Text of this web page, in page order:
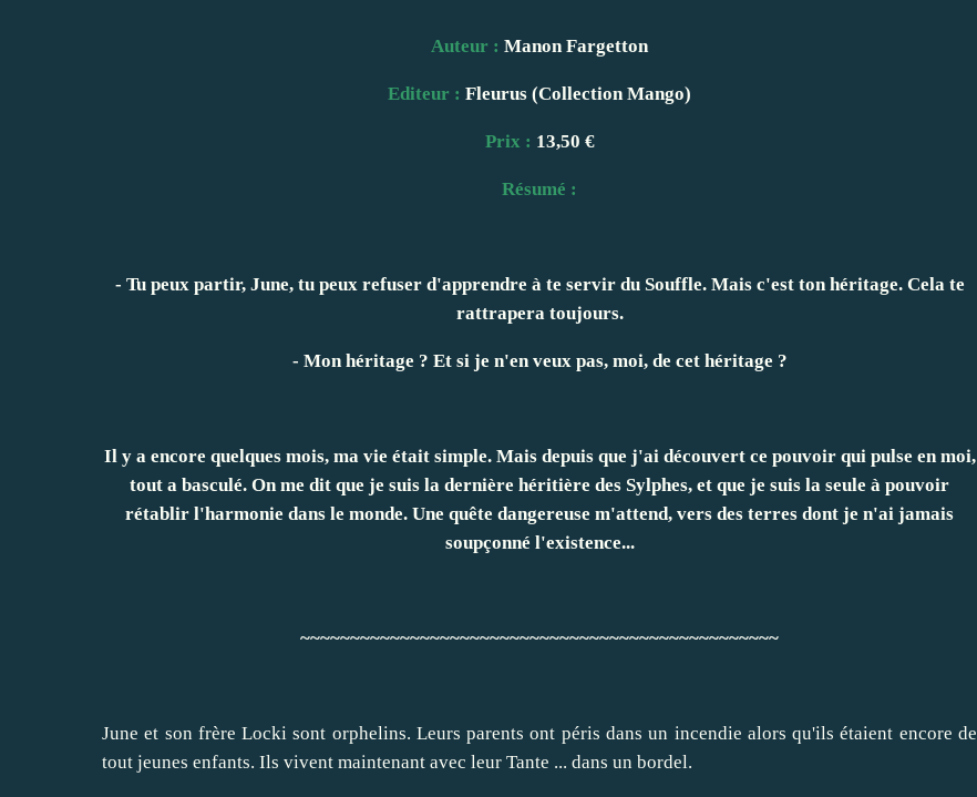
Auteur : Manon Fargetton
Editeur : Fleurus (Collection Mango)
Prix : 13,50 €
Résumé :
- Tu peux partir, June, tu peux refuser d'apprendre à te servir du Souffle. Mais c'est ton héritage. Cela te
rattrapera toujours.
- Mon héritage ? Et si je n'en veux pas, moi, de cet héritage ?
Il y a encore quelques mois, ma vie était simple. Mais depuis que j'ai découvert ce pouvoir qui pulse en moi,
tout a basculé. On me dit que je suis la dernière héritière des Sylphes, et que je suis la seule à pouvoir
rétablir l'harmonie dans le monde. Une quête dangereuse m'attend, vers des terres dont je n'ai jamais
soupçonné l'existence...
~~~~~~~~~~~~~~~~~~~~~~~~~~~~~~~~~~~~~~~~~~~~~~~~
June et son frère Locki sont orphelins. Leurs parents ont péris dans un incendie alors qu'ils étaient encore de
tout jeunes enfants. Ils vivent maintenant avec leur Tante ... dans un bordel.